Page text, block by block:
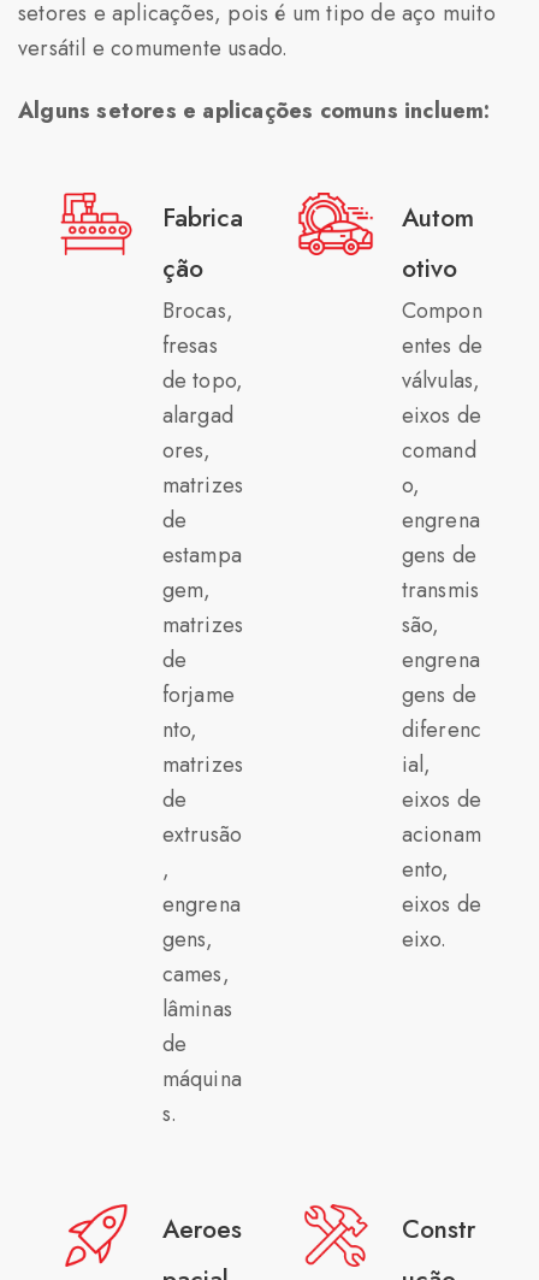
setores e aplicações, pois é um tipo de aço muito
versátil e comumente usado.
Alguns setores e aplicações comuns incluem:
Fabrica
ção
Brocas,
fresas
de topo,
alargad
ores,
matrizes
de
estampa
gem,
matrizes
de
forjame
nto,
matrizes
de
extrusão
,
engrena
gens,
cames,
lâminas
de
máquina
s.
Autom
otivo
Compon
entes de
válvulas,
eixos de
comand
o,
engrena
gens de
transmis
são,
engrena
gens de
diferenc
ial,
eixos de
acionam
ento,
eixos de
eixo.
Aeroes
Constr